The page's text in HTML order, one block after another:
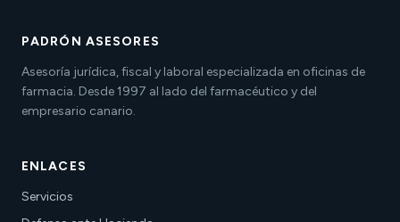
PADRÓN ASESORES
Asesoría jurídica, fiscal y laboral especializada en oficinas de
farmacia. Desde 1997 al lado del farmacéutico y del
empresario canario.
ENLACES
Servicios